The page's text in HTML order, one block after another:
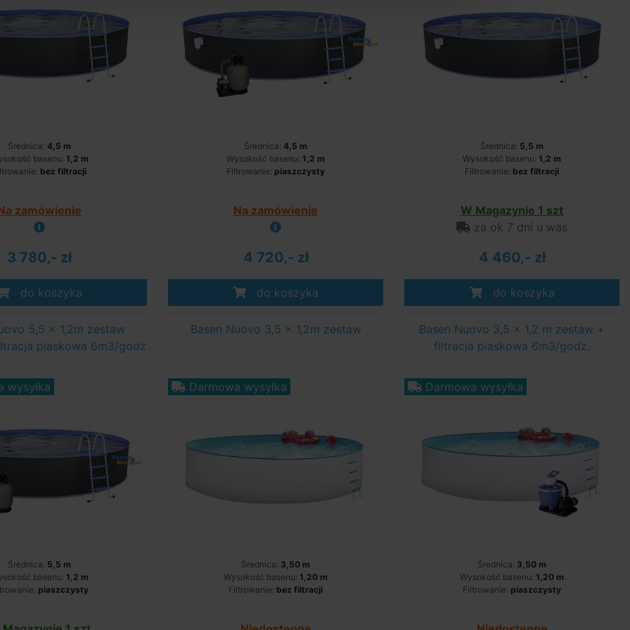
Średnica: 4,5 m
basenu: 1,2 m
bez filtracji
zamówienie
3 780,- zł
do koszyka
Średnica: 4,5 m
Wysokość basenu: 1,2 m
Filtrowanie: piaszczysty
Na zamówienie
4 720,- zł
do koszyka
Średnica: 5,5 m
Wysokość basenu: 1,2 m
Filtrowanie: bez filtracji
W Magazynie 1 szt
za ok 7 dni u was
4 460,- zł
do koszyka
5,5 x 1,2m zestaw
piaskowa 6m3/godz
wysyłka
Średnica: 5,5 m
basenu: 1,2 m
piaszczysty
Basen Nuovo 3,5 x 1,2m zestaw
Darmowa wysyłka
Średnica: 3,50 m
Wysokość basenu: 1,20 m
Filtrowanie: bez filtracji
Basen Nuovo 3,5 x 1,2 m zestaw +
filtracja piaskowa 6m3/godz.
Darmowa wysyłka
Średnica: 3,50 m
Wysokość basenu: 1,20 m
Filtrowanie: piaszczysty